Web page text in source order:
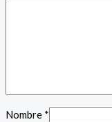
Nombre *